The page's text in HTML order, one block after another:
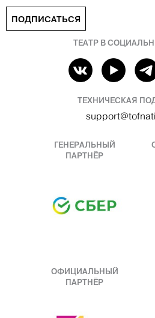
ПОДПИСАТЬСЯ
ТЕАТР В
ТЕХНИЧЕСКАЯ
ГЕНЕРАЛЬНЫЙ
ПАРТНЁР
ОФИЦИАЛЬНЫЙ
ПАРТНЁР